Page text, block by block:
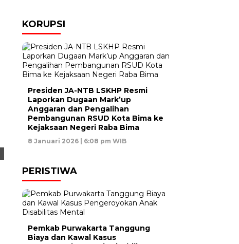
KORUPSI
Presiden JA-NTB LSKHP Resmi
Laporkan Dugaan Mark’up
Anggaran dan Pengalihan
Pembangunan RSUD Kota Bima ke
Kejaksaan Negeri Raba Bima
8 Januari 2026 | 6:08 pm WIB
PERISTIWA
Pemkab Purwakarta Tanggung
Biaya dan Kawal Kasus